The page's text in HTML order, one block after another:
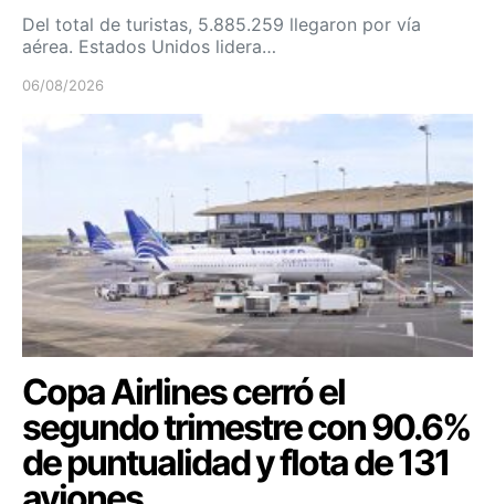
Del total de turistas, 5.885.259 llegaron por vía
aérea. Estados Unidos lidera…
06/08/2026
Copa Airlines cerró el
segundo trimestre con 90.6%
de puntualidad y flota de 131